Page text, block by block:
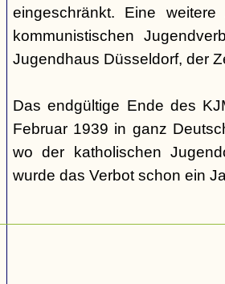
eingeschränkt. Eine
kommunistischen
Jugendhaus Düsseldorf, der
Das endgültige Ende des
Februar 1939 in ganz
wo der katholischen
wurde das Verbot schon ein